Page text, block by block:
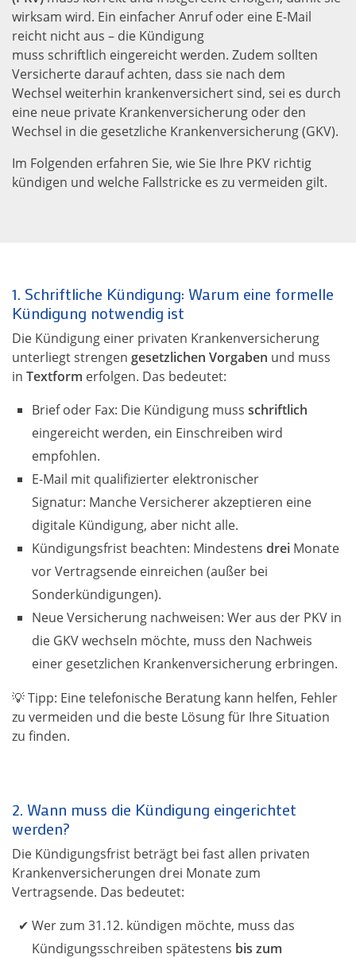
wirksam wird. Ein einfacher Anruf oder eine E-Mail
reicht nicht aus – die Kündigung
muss schriftlich eingereicht werden. Zudem sollten
Versicherte darauf achten, dass sie nach dem
Wechsel weiterhin krankenversichert sind, sei es durch
eine neue private Krankenversicherung oder den
Wechsel in die gesetzliche Krankenversicherung (GKV).
Im Folgenden erfahren Sie, wie Sie Ihre PKV richtig
kündigen und welche Fallstricke es zu vermeiden gilt.
1. Schriftliche Kündigung: Warum eine formelle
Kündigung notwendig ist
Die Kündigung einer privaten Krankenversicherung
unterliegt strengen gesetzlichen Vorgaben und muss
in Textform erfolgen. Das bedeutet:
Brief oder Fax: Die Kündigung muss schriftlich
eingereicht werden, ein Einschreiben wird
empfohlen.
E-Mail mit qualifizierter elektronischer
Signatur: Manche Versicherer akzeptieren eine
digitale Kündigung, aber nicht alle.
Kündigungsfrist beachten: Mindestens drei Monate
vor Vertragsende einreichen (außer bei
Sonderkündigungen).
Neue Versicherung nachweisen: Wer aus der PKV in
die GKV wechseln möchte, muss den Nachweis
einer gesetzlichen Krankenversicherung erbringen.
💡 Tipp: Eine telefonische Beratung kann helfen, Fehler
zu vermeiden und die beste Lösung für Ihre Situation
zu finden.
2. Wann muss die Kündigung eingerichtet
werden?
Die Kündigungsfrist beträgt bei fast allen privaten
Krankenversicherungen drei Monate zum
Vertragsende. Das bedeutet:
Wer zum 31.12. kündigen möchte, muss das
Kündigungsschreiben spätestens bis zum